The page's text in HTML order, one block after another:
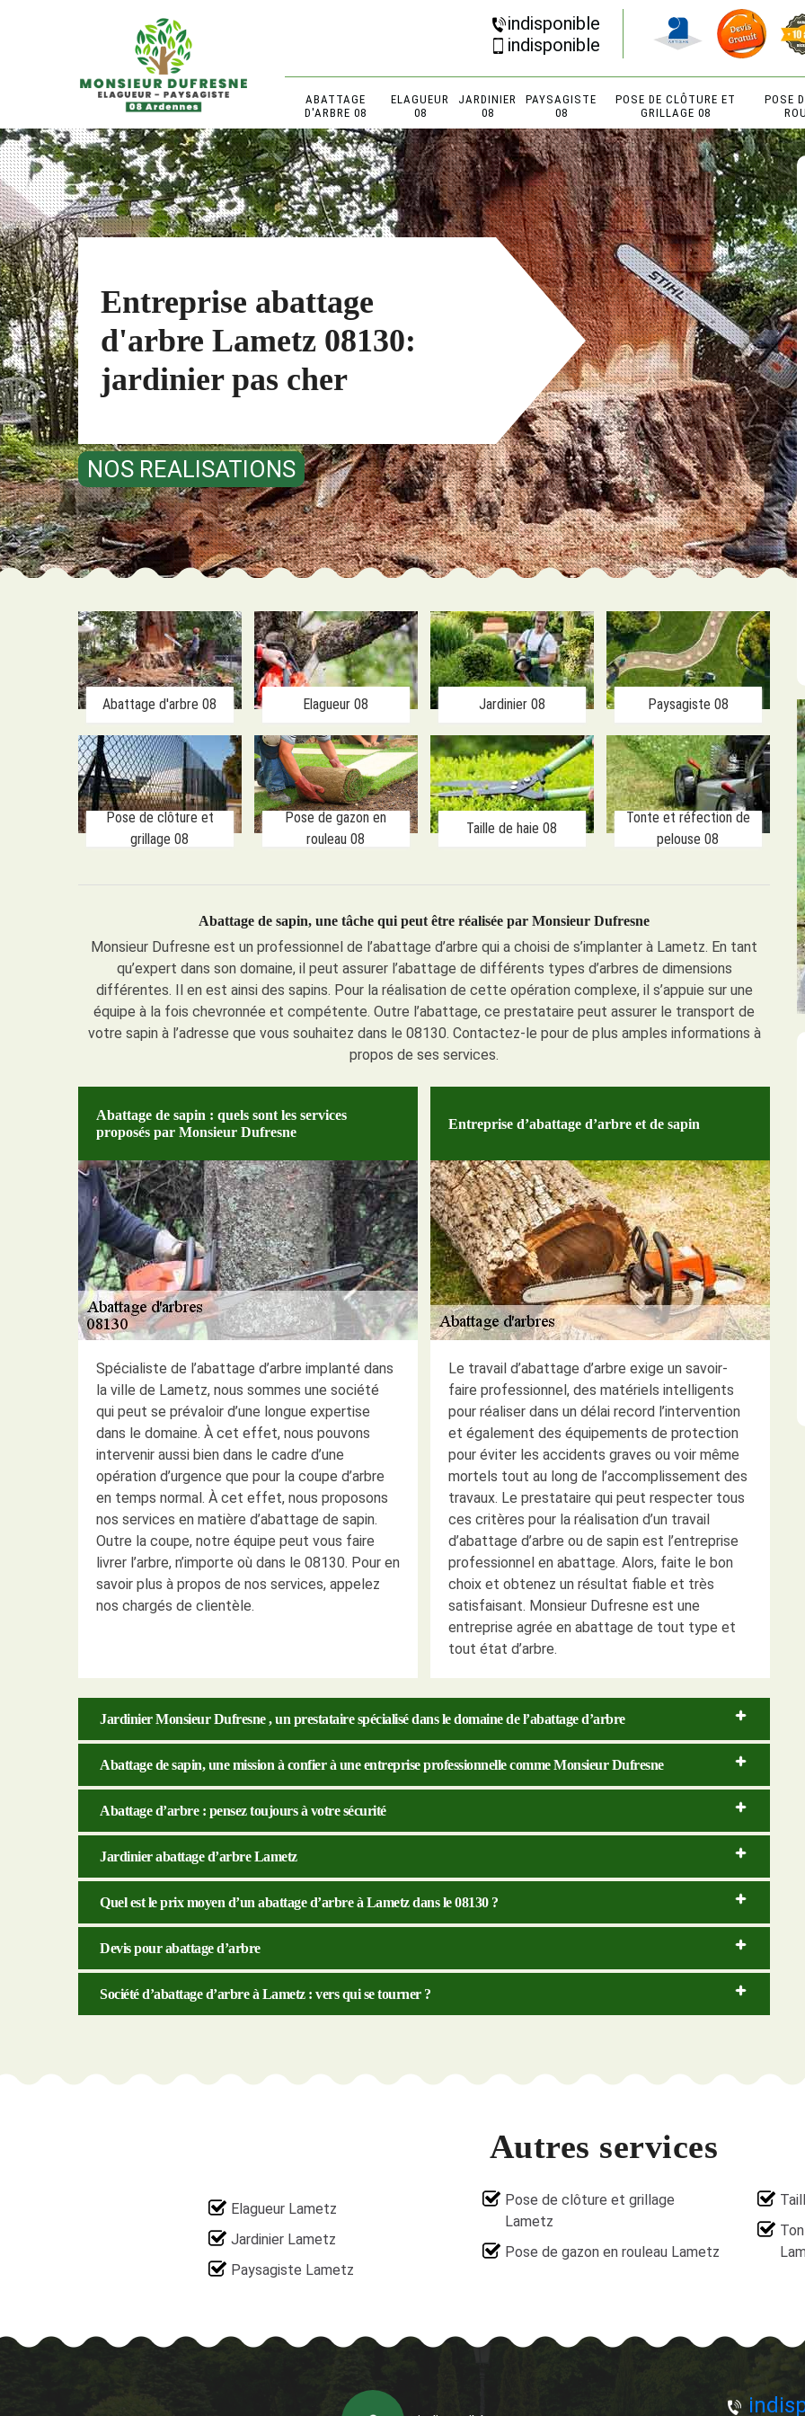
indisponible
indisponible
ABATTAGE
D'ARBRE 08
ELAGUEUR
08
JARDINIER
08
PAYSAGISTE
08
POSE DE CLÔTURE ET
GRILLAGE 08
POSE
Entreprise abattage
d'arbre Lametz 08130:
jardinier pas cher
NOS REALISATIONS
Abattage d'arbre 08 Elagueur 08 Jardinier 08 Paysagiste 08
Pose de clôture et
grillage 08
Pose de gazon en
rouleau 08
Taille de haie 08
Tonte et réfection de
pelouse 08
Abattage de sapin, une tâche qui peut être réalisée par Monsieur Dufresne
Monsieur Dufresne est un professionnel de l’abattage d’arbre qui a choisi de s’implanter à Lametz. En tant
qu’expert dans son domaine, il peut assurer l’abattage de différents types d’arbres de dimensions
différentes. Il en est ainsi des sapins. Pour la réalisation de cette opération complexe, il s’appuie sur une
équipe à la fois chevronnée et compétente. Outre l’abattage, ce prestataire peut assurer le transport de
votre sapin à l’adresse que vous souhaitez dans le 08130. Contactez-le pour de plus amples informations à
propos de ses services.
Abattage de sapin : quels sont les services
proposés par Monsieur Dufresne
Spécialiste de l’abattage d’arbre implanté dans
la ville de Lametz, nous sommes une société
qui peut se prévaloir d’une longue expertise
dans le domaine. À cet effet, nous pouvons
intervenir aussi bien dans le cadre d’une
opération d’urgence que pour la coupe d’arbre
en temps normal. À cet effet, nous proposons
nos services en matière d’abattage de sapin.
Outre la coupe, notre équipe peut vous faire
livrer l’arbre, n’importe où dans le 08130. Pour en
savoir plus à propos de nos services, appelez
nos chargés de clientèle.
Entreprise d’abattage d’arbre et de sapin
Le travail d’abattage d’arbre exige un savoir-
faire professionnel, des matériels intelligents
pour réaliser dans un délai record l’intervention
et également des équipements de protection
pour éviter les accidents graves ou voir même
mortels tout au long de l’accomplissement des
travaux. Le prestataire qui peut respecter tous
ces critères pour la réalisation d’un travail
d’abattage d’arbre ou de sapin est l’entreprise
professionnel en abattage. Alors, faite le bon
choix et obtenez un résultat fiable et très
satisfaisant. Monsieur Dufresne est une
entreprise agrée en abattage de tout type et
tout état d’arbre.
Jardinier Monsieur Dufresne , un prestataire spécialisé dans le domaine de l’abattage d’arbre
Abattage de sapin, une mission à confier à une entreprise professionnelle comme Monsieur Dufresne
Abattage d’arbre : pensez toujours à votre sécurité
Jardinier abattage d’arbre Lametz
Quel est le prix moyen d’un abattage d’arbre à Lametz dans le 08130 ?
Devis pour abattage d’arbre
Société d’abattage d’arbre à Lametz : vers qui se tourner ?
Autres services
Elagueur Lametz
Jardinier Lametz
Paysagiste Lametz
Pose de clôture et grillage
Lametz
Pose de gazon en rouleau Lametz